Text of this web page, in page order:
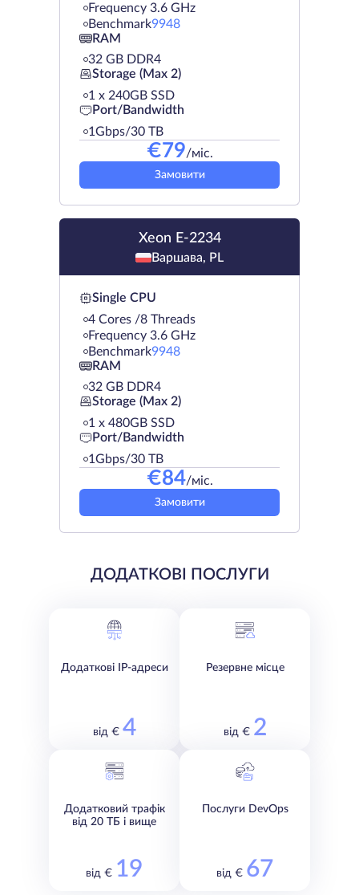
Frequency 3.6 GHz
Benchmark9948
RAM
32 GB DDR4
Storage (Max 2)
1 х 240GB SSD
Port/Bandwidth
1Gbps/30 TB
€79/міс.
Замовити
Xeon E-2234
Варшава, PL
Single CPU
4 Cores /8 Threads
Frequency 3.6 GHz
Benchmark9948
RAM
32 GB DDR4
Storage (Max 2)
1 х 480GB SSD
Port/Bandwidth
1Gbps/30 TB
€84/міс.
Замовити
ДОДАТКОВІ ПОСЛУГИ
Додаткові IP-адреси
від € 4
Резервне місце
від € 2
Додатковий трафік
від 20 ТБ і вище
від € 19
Послуги DevOps
від € 67